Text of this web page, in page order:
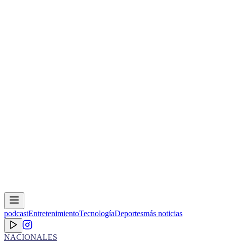
podcastEntretenimientoTecnologíaDeportesmás noticias
NACIONALES